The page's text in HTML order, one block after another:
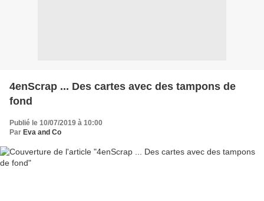
4enScrap ... Des cartes avec des tampons de
fond
Publié le 10/07/2019 à 10:00
Par Eva and Co